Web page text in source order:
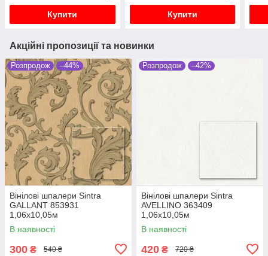
Купити Купити
Акційні пропозиції та новинки
Розпродож –44%
Вінілові шпалери Sintra
GALLANT 853931
1,06х10,05м
В наявності
300 ₴ 540 ₴
Розпродож –42%
Вінілові шпалери Sintra
AVELLINO 363409
1,06х10,05м
В наявності
420 ₴ 720 ₴